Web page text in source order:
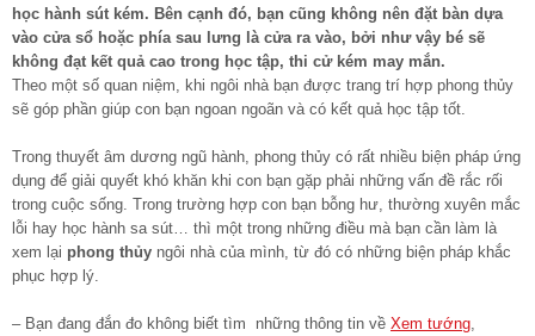
học hành sút kém. Bên cạnh đó, bạn cũng không nên đặt bàn dựa
vào cửa sổ hoặc phía sau lưng là cửa ra vào, bởi như vậy bé sẽ
không đạt kết quả cao trong học tập, thi cử kém may mắn.
Theo một số quan niệm, khi ngôi nhà bạn được trang trí hợp phong thủy
sẽ góp phần giúp con bạn ngoan ngoãn và có kết quả học tập tốt.
Trong thuyết âm dương ngũ hành, phong thủy có rất nhiều biện pháp ứng
dụng để giải quyết khó khăn khi con bạn gặp phải những vấn đề rắc rối
trong cuộc sống. Trong trường hợp con bạn bỗng hư, thường xuyên mắc
lỗi hay học hành sa sút… thì một trong những điều mà bạn cần làm là
xem lại phong thủy ngôi nhà của mình, từ đó có những biện pháp khắc
phục hợp lý.
– Bạn đang đắn đo không biết tìm những thông tin về Xem tướng